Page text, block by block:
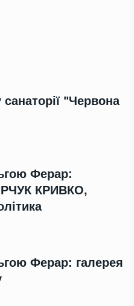
"Червона
Ферар:
КРИВКО,
Ферар: галерея